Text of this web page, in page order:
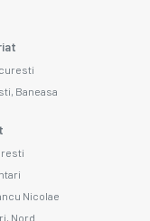
Baneasa
Nicolae
Nord